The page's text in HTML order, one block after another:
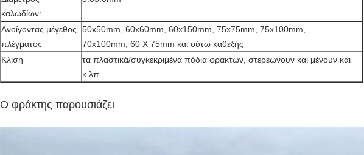
καλωδίων:
Ανοίγοντας μέγεθος
πλέγματος
50x50mm, 60x60mm, 60x150mm, 75x75mm, 75x100mm,
70x100mm, 60 X 75mm και ούτω καθεξής
Κλίση
τα πλαστικά/συγκεκριμένα πόδια φρακτών, στερεώνουν και μένουν και
κ.λπ.
Ο φράκτης παρουσιάζει